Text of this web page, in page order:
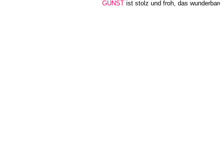
GUNST
ist stolz und froh, das